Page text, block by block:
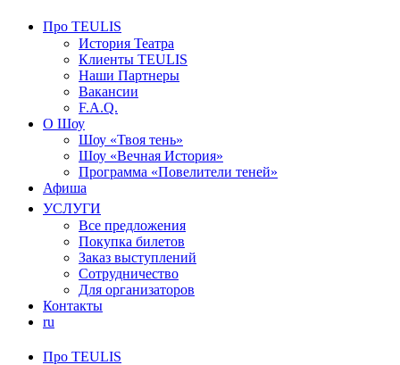
Про TEULIS
История Театра
Клиенты TEULIS
Наши Партнеры
Вакансии
F.A.Q.
О Шоу
Шоу «Твоя тень»
Шоу «Вечная История»
Программа «Повелители теней»
Афиша
УСЛУГИ
Все предложения
Покупка билетов
Заказ выступлений
Сотрудничество
Для организаторов
Контакты
ru
Про TEULIS